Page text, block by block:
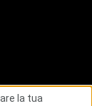
la tua